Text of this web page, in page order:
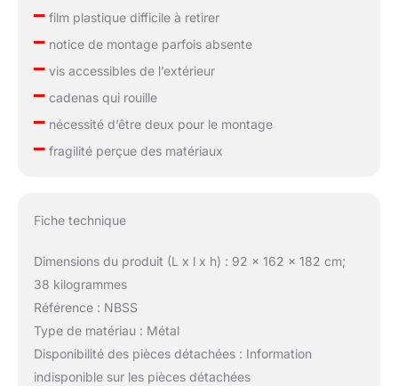
–film plastique difficile à retirer
–notice de montage parfois absente
–vis accessibles de l’extérieur
–cadenas qui rouille
–nécessité d’être deux pour le montage
–fragilité perçue des matériaux
Fiche technique
Dimensions du produit (L x l x h) : 92 x 162 x 182 cm;
38 kilogrammes
Référence : NBSS
Type de matériau : Métal
Disponibilité des pièces détachées : Information
indisponible sur les pièces détachées